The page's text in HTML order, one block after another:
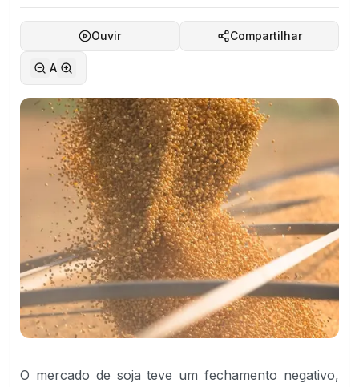
Ouvir Compartilhar
A
O mercado de soja teve um fechamento negativo,